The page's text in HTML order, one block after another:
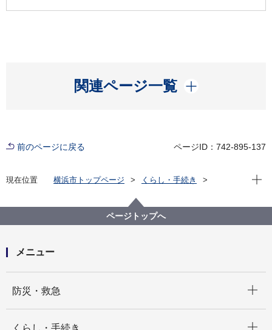
関連ページ一覧
開く
前のページに戻る ページID：742-895-137
現在位置 横浜市トップページ
くらし・手続き
横浜みどりアップ計画
計画の柱３「市民が実感できる緑や花をつくる」
基準以上の緑化に対する固定資産税等の軽減措置のご
現在
ページトップへ
メニュー
防災・救急
くらし・手続き